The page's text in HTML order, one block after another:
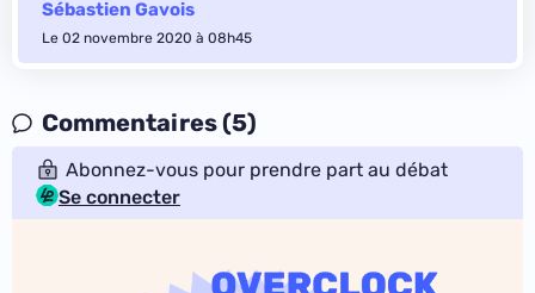
Sébastien Gavois
Le 02 novembre 2020 à 08h45
Commentaires (5)
Abonnez-vous pour prendre part au débat
Se connecter